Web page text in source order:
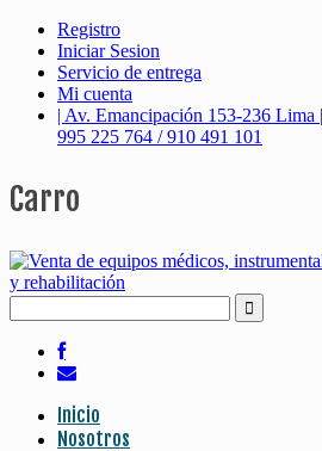
Registro
Iniciar Sesion
Servicio de entrega
Mi cuenta
| Av. Emancipación 153-236 Lima
995 225 764 / 910 491 101
Carro
Inicio
Nosotros